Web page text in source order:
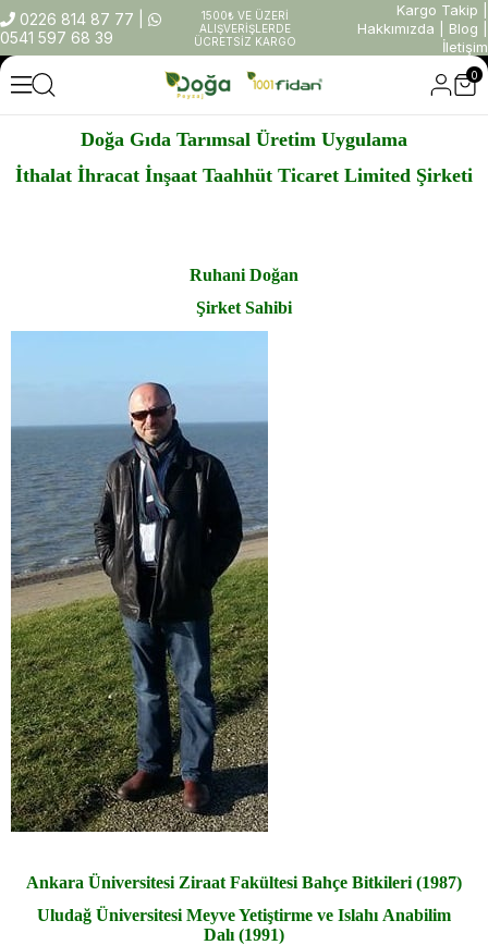
0226 814 87 77
0541 597 68 39
1500₺ VE ÜZERİ
ALIŞVERİŞLERDE
ÜCRETSİZ KARGO
Kargo Takip
Hakkımızda
Blog
İletişim
0
Doğa Gıda Tarımsal Üretim Uygulama
İthalat İhracat İnşaat Taahhüt Ticaret Limited Şirketi
Ruhani Doğan
Şirket Sahibi
Ankara Üniversitesi Ziraat Fakültesi Bahçe Bitkileri (1987)
Uludağ Üniversitesi Meyve Yetiştirme ve Islahı Anabilim
Dalı (1991)